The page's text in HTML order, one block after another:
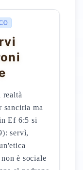
realtà
sancirla ma
Ef 6:5 si
servì,
è sociale